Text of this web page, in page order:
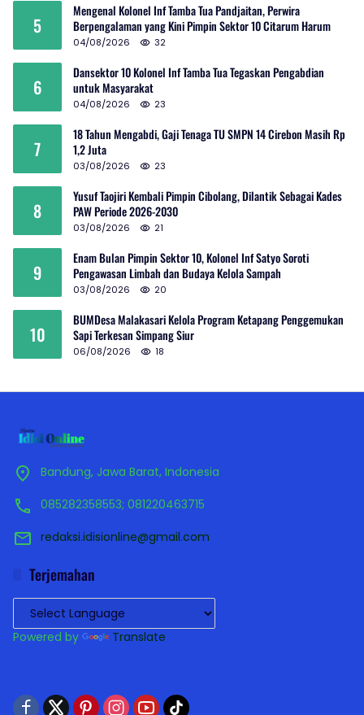
5
Mengenal Kolonel Inf Tamba Tua Pandjaitan, Perwira
Berpengalaman yang Kini Pimpin Sektor 10 Citarum Harum
04/08/2026 32
6
Dansektor 10 Kolonel Inf Tamba Tua Tegaskan Pengabdian
untuk Masyarakat
04/08/2026 23
7
18 Tahun Mengabdi, Gaji Tenaga TU SMPN 14 Cirebon Masih Rp
1,2 Juta
03/08/2026 23
8
Yusuf Taojiri Kembali Pimpin Cibolang, Dilantik Sebagai Kades
PAW Periode 2026-2030
03/08/2026 21
9
Enam Bulan Pimpin Sektor 10, Kolonel Inf Satyo Soroti
Pengawasan Limbah dan Budaya Kelola Sampah
03/08/2026 20
10
BUMDesa Malakasari Kelola Program Ketapang Penggemukan
Sapi Terkesan Simpang Siur
06/08/2026 18
Bandung, Jawa Barat, Indonesia
085282358553; 081220463715
redaksi.idisionline@gmail.com
Terjemahan
Powered by Translate